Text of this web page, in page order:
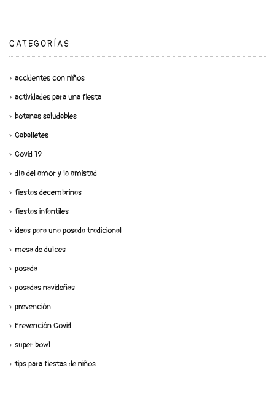
CATEGORÍAS
accidentes con niños
actividades para una fiesta
botanas saludables
Caballetes
Covid 19
día del amor y la amistad
fiestas decembrinas
fiestas infantiles
ideas para una posada tradicional
mesa de dulces
posada
posadas navideñas
prevención
Prevención Covid
super bowl
tips para fiestas de niños